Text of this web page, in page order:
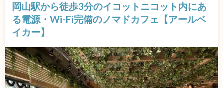
岡山駅から徒歩3分のイコットニコット内にあ
る電源・Wi-Fi完備のノマドカフェ【アールベ
イカー】